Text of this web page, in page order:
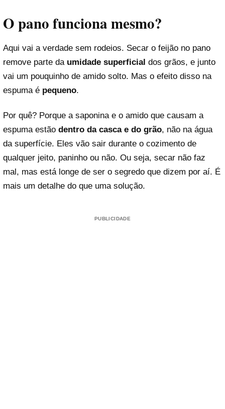
O pano funciona mesmo?
Aqui vai a verdade sem rodeios. Secar o feijão no pano
remove parte da umidade superficial dos grãos, e junto
vai um pouquinho de amido solto. Mas o efeito disso na
espuma é pequeno.
Por quê? Porque a saponina e o amido que causam a
espuma estão dentro da casca e do grão, não na água
da superfície. Eles vão sair durante o cozimento de
qualquer jeito, paninho ou não. Ou seja, secar não faz
mal, mas está longe de ser o segredo que dizem por aí. É
mais um detalhe do que uma solução.
PUBLICIDADE